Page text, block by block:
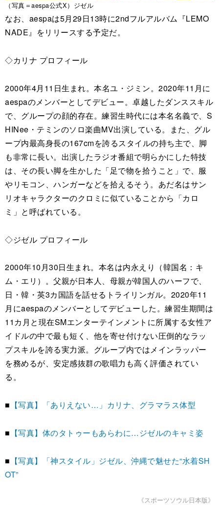
（写真＝aespa公式X）ジゼル
なお、aespaは5月29日13時に2ndフルアルバム『LEMO
NADE』をリリースする予定だ。
◇カリナ プロフィール
2000年4月11日生まれ。本名ユ・ジミン。2020年11月に
aespaのメンバーとしてデビュー。卓越したダンススキル
で、グループの顔的存在。練習生時代には本名名義で、S
HINee・テミンのソロ楽曲MV出演している。また、グル
ープ内最高身長の167cmを誇るスタイルの持ち主で、脚
も非常に長い。出演したラジオ番組で明らかにした特技
は、その長い脚を生かした「足で物を拾うこと」で、服
やリモコン、ハンガーなどを拾えるそう。あだ名はサン
リオキャラクターのクロミに似ていることから「カロ
ミ」と呼ばれている。
◇ジゼル プロフィール
2000年10月30日生まれ。本名は内永えり（韓国名：キ
ム・エリ）。父親が日本人、母親が韓国人のハーフで、
日・韓・英3カ国語を話せるトライリンガル。2020年11
月にaespaのメンバーとしてデビューした。練習生期間は
11カ月と現在SMエンターテインメントに所属する女性ア
イドルの中で最も短く、他を寄せ付けない圧倒的なラッ
プスキルを誇る実力派。グループ内ではメインラッパー
を務めるが、安定感抜群の歌唱力も高く評価されてい
る。
■ 【写真】「ありえない…」カリナ、グラマラス体型
■ 【写真】体のタトゥーもあらわに…ジゼルのキャミ姿
■ 【写真】「神スタイル」ジゼル、沖縄で魅せた“水着SH
OT”
《スポーツソウル日本版》